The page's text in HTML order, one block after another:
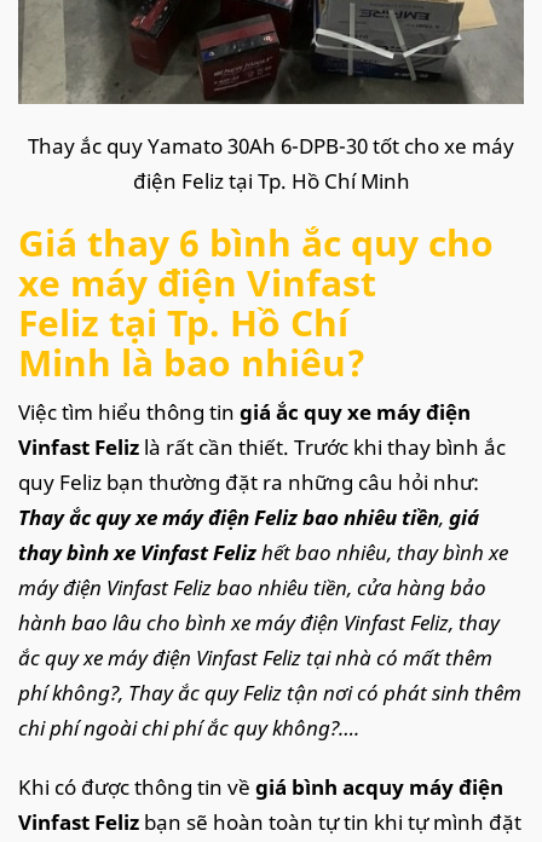
Thay ắc quy Yamato 30Ah 6-DPB-30 tốt cho xe máy
điện Feliz tại Tp. Hồ Chí Minh
Giá thay 6 bình ắc quy cho
xe máy điện Vinfast
Feliz tại Tp. Hồ Chí
Minh là bao nhiêu?
Việc tìm hiểu thông tin giá ắc quy xe máy điện
Vinfast Feliz là rất cần thiết. Trước khi thay bình ắc
quy Feliz bạn thường đặt ra những câu hỏi như:
Thay ắc quy xe máy điện Feliz bao nhiêu tiền, giá
thay bình xe Vinfast Felizhết bao nhiêu, thay bình xe
máy điện Vinfast Feliz bao nhiêu tiền, cửa hàng bảo
hành bao lâu cho bình xe máy điện Vinfast Feliz, thay
ắc quy xe máy điện Vinfast Feliz tại nhà có mất thêm
phí không?, Thay ắc quy Feliz tận nơi có phát sinh thêm
chi phí ngoài chi phí ắc quy không?….
Khi có được thông tin về giá bình acquy máy điện
Vinfast Feliz bạn sẽ hoàn toàn tự tin khi tự mình đặt